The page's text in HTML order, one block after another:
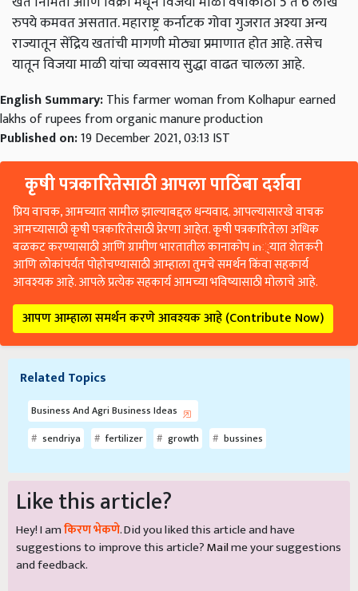
रुपये कमवत असतात. महाराष्ट्र कर्नाटक गोवा गुजरात अश्या अन्य
राज्यातून सेंद्रिय खतांची मागणी मोठ्या प्रमाणात होत आहे. तसेच
यातून विजया माळी यांचा व्यवसाय सुद्धा वाढत चालला आहे.
English Summary:This farmer woman from Kolhapur earned
lakhs of rupees from organic manure production
Published on:19 December 2021, 03:13 IST
कृषी पत्रकारितेसाठी आपला पाठिंबा दर्शवा
प्रिय वाचक, आमच्यात सामील झाल्याबद्दल धन्यवाद. आपल्यासारखे वाचक
आमच्यासाठी कृषी पत्रकारितेसाठी प्रेरणा आहेत. कृषी पत्रकारितेला अधिक
बळकट करण्यासाठी आणि ग्रामीण भारतातील कानाकोप in्यात शेतकरी
आणि लोकांपर्यंत पोहोचण्यासाठी आम्हाला तुमचे समर्थन किंवा सहकार्य
आवश्यक आहे. आपले प्रत्येक सहकार्य आमच्या भविष्यासाठी मोलाचे आहे.
आपण आम्हाला समर्थन करणे आवश्यक आहे (Contribute Now)
Related Topics
Business And Agri Business Ideas
sendriya
fertilizer growth bussines
Like this article?
Hey! I amकिरण भेकणे. Did you liked this article and have
suggestions to improve this article?Mailme your suggestions
and feedback.